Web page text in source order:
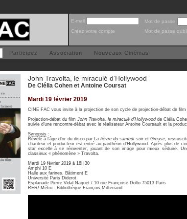
E-mail
Mot de passe
Créez votre compte
Mot de passe
Participez Association Nouveaux Cinémas
John Travolta, le miraculé d’Hollywood
De Clélia Cohen et Antoine Coursat
Mardi 19 février 2019
CINE FAC vous invite à la projection de son cycle de projection-débat de
Projection-débat du film John Travolta, le miraculé d’Hollywoodde Clélia
suivie d’une rencontre-débat avec le réalisateur Antoine Coursault et la
Synopsis :
Révélé à l’âge d’or du disco par La fièvre du samedi soiret Grease,
chanteur et producteur est entré au panthéon d’Hollywood. Après plus de
star excelle à se réinventer, jouant de son image pour mieux séduire.
classieux « phénomène » Travolta.
Mardi 19 février 2019 à 18H30
Amphi 10 E
Halle aux farines, Bâtiment E
Université Paris Diderot
Esplanade Pierre Vidal Naquet / 10 rue Françoise Dolto 75013 Paris
RER/ Métro : Bibliothèque François Mitterrand